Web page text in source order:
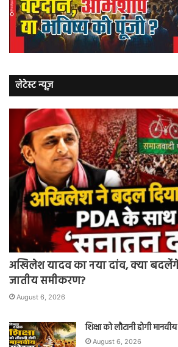
लेटेस्ट न्यूज़
अखिलेश यादव का नया दांव, क्या
जातीय समीकरण?
August 6, 2026
शिक्षा को लौटानी होगी
August 6, 2026